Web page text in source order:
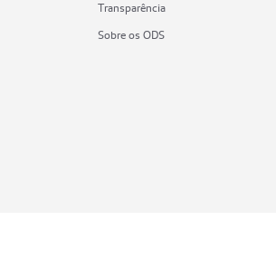
Transparência
Sobre os ODS